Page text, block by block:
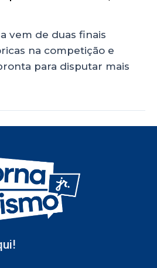
vem de duas finais
na competição e
para disputar mais